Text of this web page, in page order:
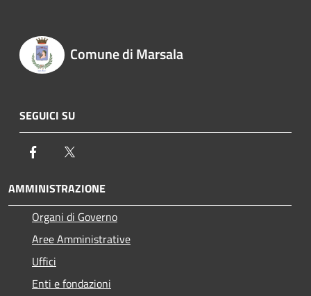
Comune di Marsala
SEGUICI SU
Facebook
AMMINISTRAZIONE
Organi di Governo
Aree Amministrative
Uffici
Enti e fondazioni